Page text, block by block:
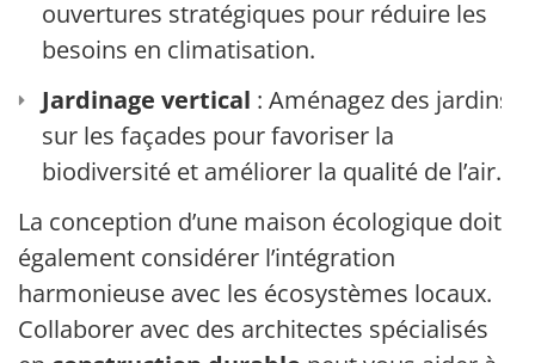
ouvertures stratégiques pour réduire les
besoins en climatisation.
Jardinage vertical : Aménagez des jardins
sur les façades pour favoriser la
biodiversité et améliorer la qualité de l’air.
La conception d’une maison écologique doit
également considérer l’intégration
harmonieuse avec les écosystèmes locaux.
Collaborer avec des architectes spécialisés